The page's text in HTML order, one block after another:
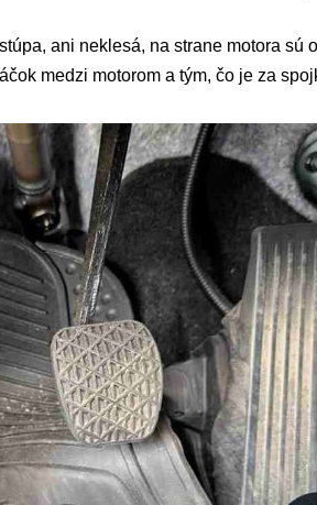
ani neklesá, na strane motora sú
medzi motorom a tým, čo je za